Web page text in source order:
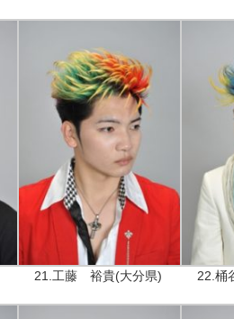
21.工藤 裕貴(大分県) 22.桶